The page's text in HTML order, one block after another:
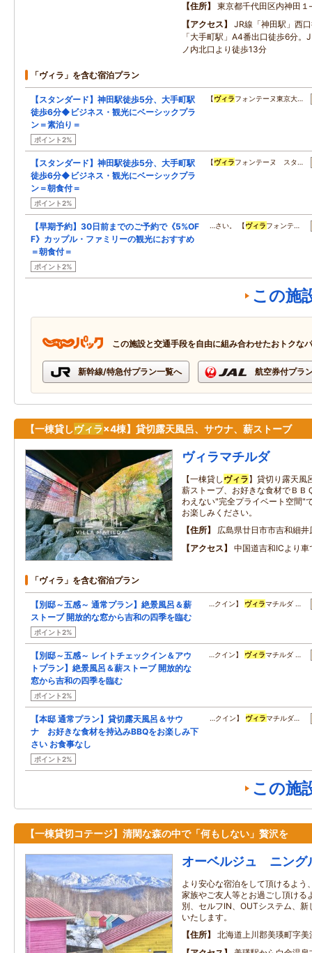
住所
東京都千代田区内神田
アクセス
JR線「神田駅」西
「大手町駅」A4番出口徒歩6分。
ノ内北口より徒歩13分
「ヴィラ」を含む宿泊プラン
【スタンダード】神田駅徒歩5分、大手町駅
徒歩6分◆ビジネス・観光にベーシックプラ
ン＝素泊り＝
ポイント2%
【ヴィラフォンテーヌ東京大…
【スタンダード】神田駅徒歩5分、大手町駅
徒歩6分◆ビジネス・観光にベーシックプラ
ン＝朝食付＝
ポイント2%
【ヴィラフォンテーヌ スタ…
【早期予約】30日前までのご予約で《5%OF
F》カップル・ファミリーの観光におすすめ
＝朝食付＝
ポイント2%
…さい。 【ヴィラフォンテ…
この施
この施設と交通手段を自由に組み合わせたおトクな
新幹線/特急付プラン一覧へ 航空券付プラ
【一棟貸しヴィラ×4棟】貸切露天風呂、サウナ、薪ストーブ
ヴィラマチルダ
【一棟貸し ヴィラ】貸切り露天風
薪ストーブ、お好きな食材でＢＢ
わえない"完全プライベート空間"
お楽しみください。
住所
広島県廿日市市吉和細井
アクセス
中国道吉和ICより車
「ヴィラ」を含む宿泊プラン
【別邸～五感～ 通常プラン】絶景風呂＆薪
ストーブ 開放的な窓から吉和の四季を臨む
ポイント2%
…クイン】 ヴィラマチルダ …
【別邸～五感～ レイトチェックイン＆アウ
トプラン】絶景風呂＆薪ストーブ 開放的な
窓から吉和の四季を臨む
ポイント2%
…クイン】 ヴィラマチルダ …
【本邸 通常プラン】貸切露天風呂＆サウ
ナ お好きな食材を持込みBBQをお楽しみ下
さい お食事なし
ポイント2%
…クイン】 ヴィラマチルダ…
この施
【一棟貸切コテージ】清閑な森の中で「何もしない」贅沢を
オーベルジュ ニング
より安心な宿泊をして頂けるよう
家族やご友人等とお過ごし頂ける
別、セルフIN、OUTシステム、
いたします。
住所
北海道上川郡美瑛町字美